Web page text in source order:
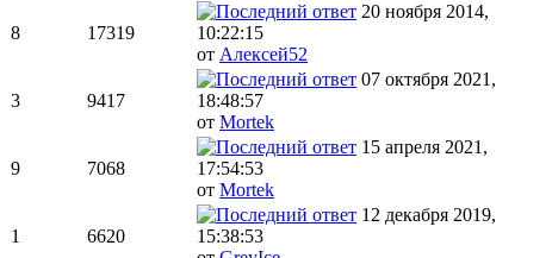
8 17319
20 ноября 2014,
10:22:15
от Алексей52
3 9417
07 октября 2021,
18:48:57
от Mortek
9 7068
15 апреля 2021,
17:54:53
от Mortek
1 6620
12 декабря 2019,
15:38:53